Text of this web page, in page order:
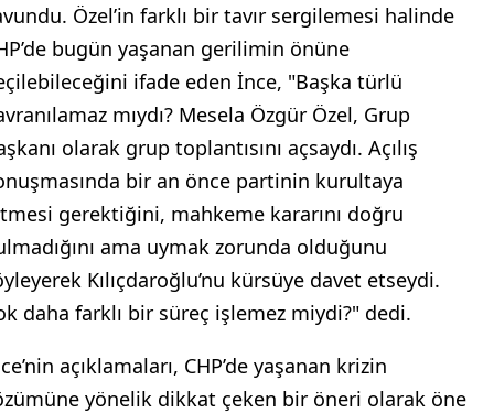
Özel’in farklı bir tavır sergilemesi halinde
bugün yaşanan gerilimin önüne
ifade eden İnce, "Başka türlü
mıydı? Mesela Özgür Özel, Grup
olarak grup toplantısını açsaydı. Açılış
bir an önce partinin kurultaya
gerektiğini, mahkeme kararını doğru
ama uymak zorunda olduğunu
Kılıçdaroğlu’nu kürsüye davet etseydi.
daha farklı bir süreç işlemez miydi?" dedi.
açıklamaları, CHP’de yaşanan krizin
yönelik dikkat çeken bir öneri olarak öne